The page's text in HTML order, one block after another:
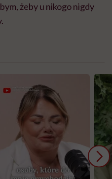
żeby u nikogo nigdy